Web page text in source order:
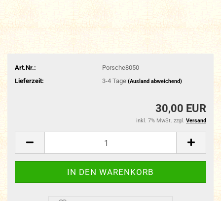
Art.Nr.:
Porsche8050
Lieferzeit:
3-4 Tage (Ausland abweichend)
30,00 EUR
inkl. 7% MwSt. zzgl. Versand